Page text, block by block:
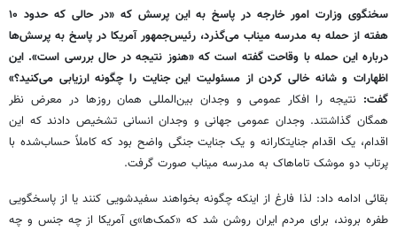
سخنگوی وزارت امور خارجه در پاسخ به این پرسش که «در حالی که حدود ۱۰
هفته از حمله به مدرسه میناب می‌گذرد، رئیس‌جمهور آمریکا در پاسخ به پرسش‌ها
درباره این حمله با وقاحت گفته است که «هنوز نتیجه در حال بررسی است». این
اظهارات و شانه خالی کردن از مسئولیت این جنایت را چگونه ارزیابی می‌کنید؟»
گفت: نتیجه را افکار عمومی و وجدان بین‌المللی همان روزها در معرض نظر
همگان گذاشتند. وجدان عمومی جهانی و وجدان انسانی تشخیص دادند که این
اقدام، یک اقدام جنایتکارانه و یک جنایت جنگی واضح بود که کاملاً حساب‌شده با
پرتاب دو موشک تاماهاک به مدرسه میناب صورت گرفت.
بقائی ادامه داد: لذا فارغ از اینکه چگونه بخواهند سفیدشویی کنند یا از پاسخگویی
طفره بروند، برای مردم ایران روشن شد که «کمک‌ها»ی آمریکا از چه جنس و چه